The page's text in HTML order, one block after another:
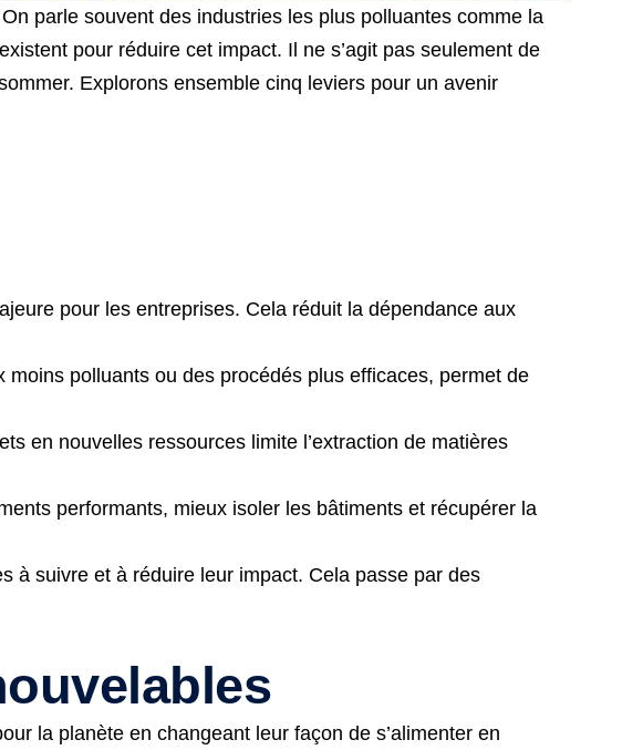
parle souvent des industries les plus polluantes comme la
pour réduire cet impact. Il ne s’agit pas seulement de
Explorons ensemble cinq leviers pour un avenir
pour les entreprises. Cela réduit la dépendance aux
polluants ou des procédés plus efficaces, permet de
en nouvelles ressources limite l’extraction de matières
performants, mieux isoler les bâtiments et récupérer la
à suivre et à réduire leur impact. Cela passe par des
la planète en changeant leur façon de s’alimenter en